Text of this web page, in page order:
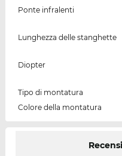
Ponte infralenti
Lunghezza delle stanghette
Diopter
Tipo di montatura
Colore della montatura